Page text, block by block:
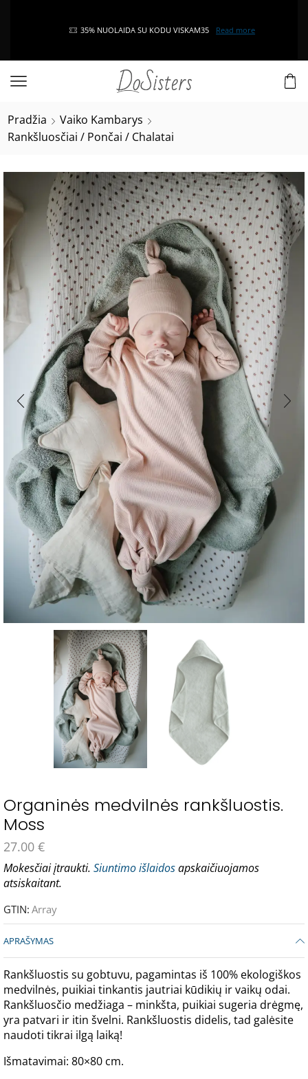
35% NUOLAIDA SU KODU VISKAM35 Read more
Pradžia
Vaiko Kambarys
Rankšluosčiai / Pončai / Chalatai
Organinės medvilnės rankšluostis.
Moss
27.00 €
Mokesčiai įtraukti. Siuntimo išlaidosapskaičiuojamos
atsiskaitant.
GTIN: Array
APRAŠYMAS
Rankšluostis su gobtuvu, pagamintas iš 100% ekologiškos
medvilnės, puikiai tinkantis jautriai kūdikių ir vaikų odai.
Rankšluosčio medžiaga – minkšta, puikiai sugeria drėgmę,
yra patvari ir itin švelni. Rankšluostis didelis, tad galėsite
naudoti tikrai ilgą laiką!
Išmatavimai: 80×80 cm.